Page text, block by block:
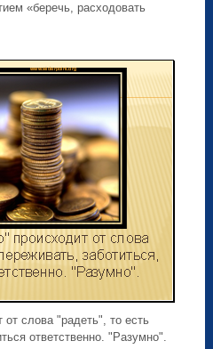
«беречь, расходовать
слова "радеть", то есть
ответственно. "Разумно".